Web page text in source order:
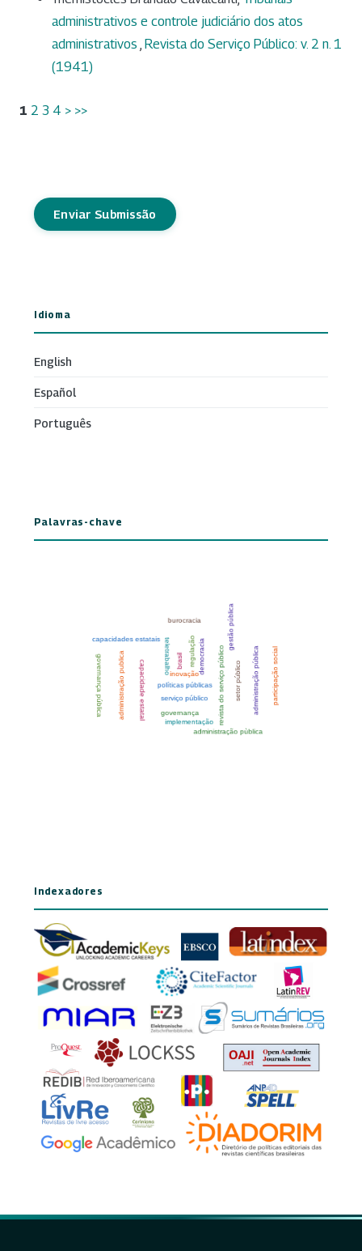
administrativos e controle judiciário dos atos
administrativos , Revista do Serviço Público: v. 2 n. 1
(1941)
1 2 3 4 > >>
Enviar Submissão
Idioma
English
Español
Português
Palavras-chave
Indexadores